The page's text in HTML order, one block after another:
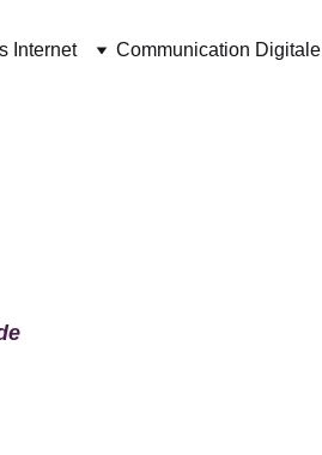
Internet Communication Digitale